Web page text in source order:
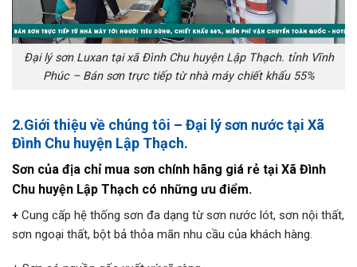
Đại lý sơn Luxan tại xã Đình Chu huyện Lập Thạch. tỉnh Vĩnh
Phúc – Bán sơn trực tiếp từ nhà máy chiết khấu 55%
2.Giới thiệu về chúng tôi – Đại lý sơn nước tại Xã
Đình Chu huyện Lập Thạch.
Sơn của địa chỉ mua sơn chính hãng giá rẻ tại Xã Đình
Chu huyện Lập Thạch có những ưu điểm.
+ Cung cấp hệ thống sơn đa dạng từ sơn nước lót, sơn nội thất,
sơn ngoại thất, bột bả thỏa mãn nhu cầu của khách hàng.